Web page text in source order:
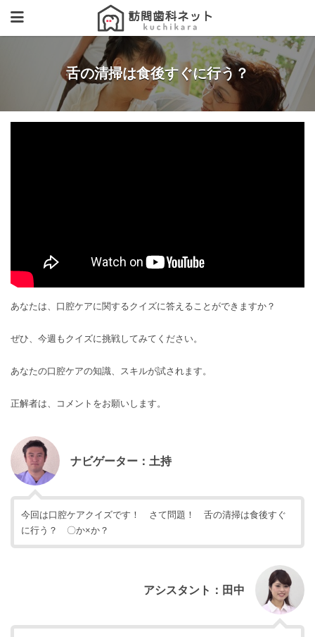
舌の清掃は食後すぐに行う？
あなたは、口腔ケアに関するクイズに答えることができますか？
ぜひ、今週もクイズに挑戦してみてください。
あなたの口腔ケアの知識、スキルが試されます。
正解者は、コメントをお願いします。
ナビゲーター：土持
今回は口腔ケアクイズです！ さて問題！ 舌の清掃は食後すぐ
に行う？ 〇か×か？
アシスタント：田中